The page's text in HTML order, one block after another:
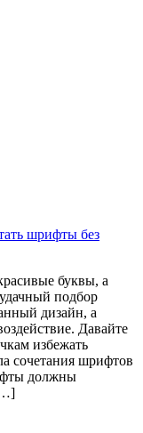
шрифты без
буквы, а
подбор
дизайн, а
Давайте
избежать
сочетания шрифтов
должны